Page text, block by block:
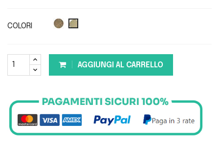
COLORI
AGGIUNGI AL CARRELLO